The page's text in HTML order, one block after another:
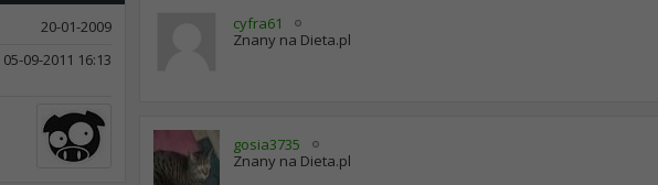
20-01-2009
05-09-2011 16:13
cyfra61
Znany na Dieta.pl
gosia3735
Znany na Dieta.pl